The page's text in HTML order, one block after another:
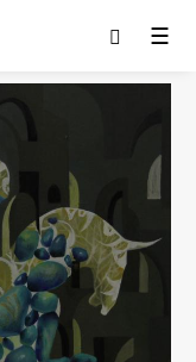
☰